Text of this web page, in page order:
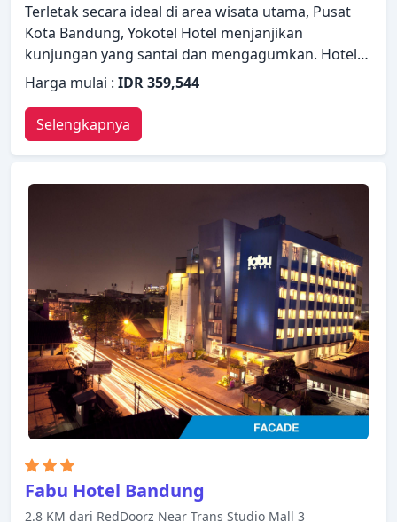
Terletak secara ideal di area wisata utama, Pusat
Kota Bandung, Yokotel Hotel menjanjikan
kunjungan yang santai dan mengagumkan. Hotel
ini menawarkan berbagai fasilitas untuk
memastikan Anda mendapatkan pengalaman yang
luar biasa. Layanan kamar 24 jam, WiFi gratis di
semua kamar, resepsionis 24 jam, Wi-fi di tempat
umum, tempat parkir mobil ada untuk kenikmatan
para tamu. Kamar dilengkapi dengan segala
dengan nyaman. Di beberapa kamar terdapat
televisi layar datar, akses internet - WiFi, akses
internet WiFi (gratis), kamar bebas asap rokok, AC.
Hotel ini menawarkan berbagai pilihan rekreasi.
Yokotel Hotel adalah pilihan yang sangat baik
untuk menjelajahi Bandung atau untuk sekadar
bersantai dan menyegarkan diri.
Harga mulai : IDR 359,544
Selengkapnya
Fabu Hotel Bandung
2.8 KM dari RedDoorz Near Trans Studio Mall 3